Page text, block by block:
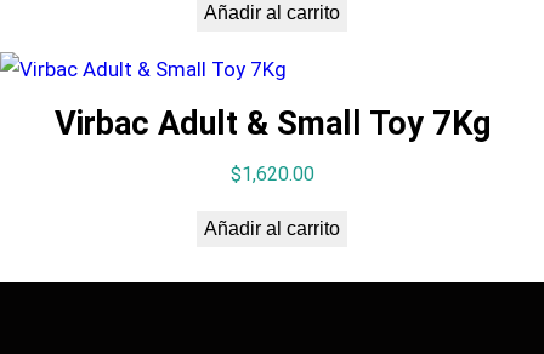
Añadir al carrito
Virbac Adult & Small Toy 7Kg
$1,620.00
Añadir al carrito